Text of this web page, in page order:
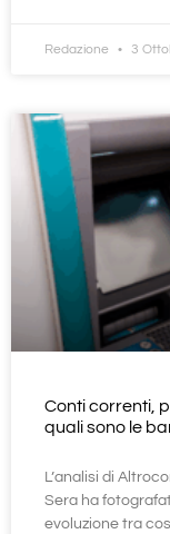
Redazione 3
Conti correnti,
quali sono le
L’analisi di
Sera ha
evoluzione tra